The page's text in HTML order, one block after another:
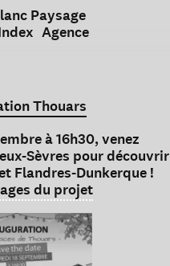
Paysage
Agence
Thouars
à 16h30, venez
Sèvres pour découvrir
Flandres-Dunkerque !
du projet